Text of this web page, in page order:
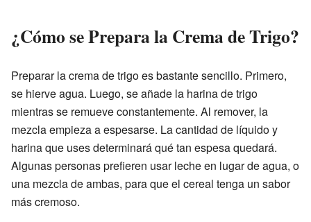
¿Cómo se Prepara la Crema de Trigo?
Preparar la crema de trigo es bastante sencillo. Primero,
se hierve agua. Luego, se añade la harina de trigo
mientras se remueve constantemente. Al remover, la
mezcla empieza a espesarse. La cantidad de líquido y
harina que uses determinará qué tan espesa quedará.
Algunas personas prefieren usar leche en lugar de agua, o
una mezcla de ambas, para que el cereal tenga un sabor
más cremoso.